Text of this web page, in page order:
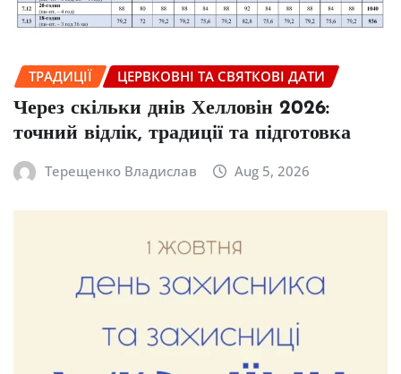
ТРАДИЦІЇ ЦЕРВКОВНІ ТА СВЯТКОВІ ДАТИ
Через скільки днів Хелловін 2026:
точний відлік, традиції та підготовка
Терещенко Владислав Aug 5, 2026